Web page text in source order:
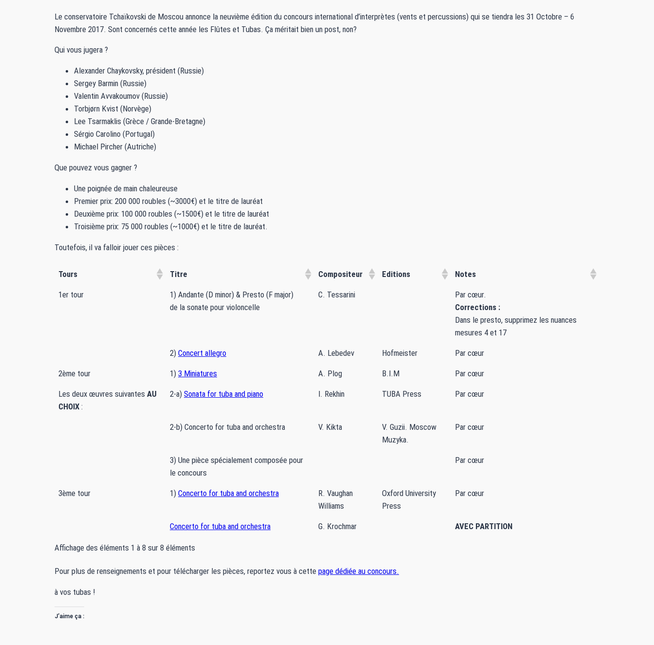
Le conservatoire Tchaïkovski de Moscou annonce la neuvième édition du concours international d’interprètes (vents et percussions) qui se tiendra les 31 Octobre – 6
Novembre 2017. Sont concernés cette année les Flûtes et Tubas. Ça méritait bien un post, non?
Qui vous jugera ?
Alexander Chaykovsky, président (Russie)
Sergey Barmin (Russie)
Valentin Avvakoumov (Russie)
Torbjørn Kvist (Norvège)
Lee Tsarmaklis (Grèce / Grande-Bretagne)
Sérgio Carolino (Portugal)
Michael Pircher (Autriche)
Que pouvez vous gagner ?
Une poignée de main chaleureuse
Premier prix: 200 000 roubles (~3000€) et le titre de lauréat
Deuxième prix: 100 000 roubles (~1500€) et le titre de lauréat
Troisième prix: 75 000 roubles (~1000€) et le titre de lauréat.
Toutefois, il va falloir jouer ces pièces :
Tours Titre Compositeur Editions Notes
1er tour
1) Andante (D minor) & Presto (F major)
de la sonate pour violoncelle
C. Tessarini
Par cœur.
Corrections :
Dans le presto, supprimez les nuances
mesures 4 et 17
2) Concert allegro A. Lebedev Hofmeister Par cœur
2ème tour 1) 3 Miniatures A. Plog B.I.M Par cœur
Les deux œuvres suivantes AU
CHOIX :
2-a) Sonata for tuba and piano I. Rekhin TUBA Press Par cœur
2-b) Concerto for tuba and orchestra V. Kikta
V. Guzii. Moscow
Muzyka.
Par cœur
3) Une pièce spécialement composée pour
le concours
Par cœur
3ème tour 1) Concerto for tuba and orchestra
R. Vaughan
Williams
Oxford University
Press
Par cœur
Concerto for tuba and orchestra G. Krochmar AVEC PARTITION
Affichage des éléments 1 à 8 sur 8 éléments
Pour plus de renseignements et pour télécharger les pièces, reportez vous à cette page dédiée au concours.
à vos tubas !
J’aime ça :